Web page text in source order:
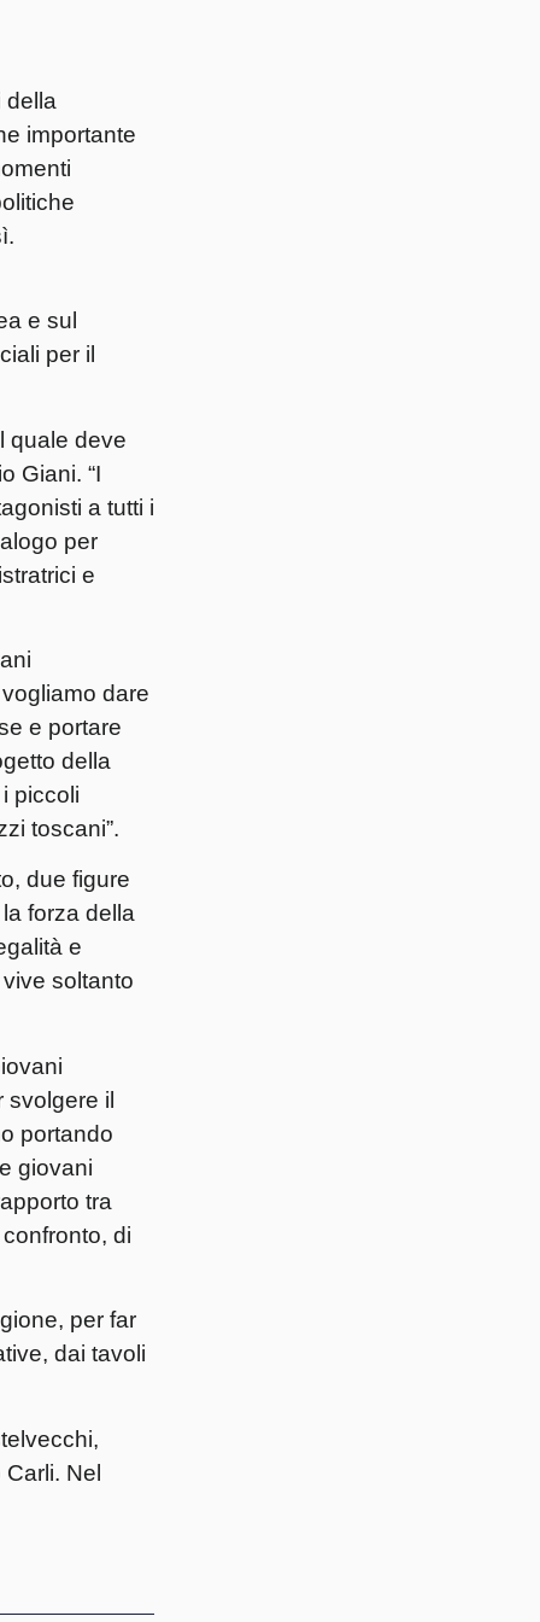
della
importante
e sul
per il
quale deve
Giani. “I
a tutti i
per
e
dare
e portare
della
piccoli
toscani”.
due figure
forza della
e
soltanto
svolgere il
portando
giovani
tra
di
per far
dai tavoli
Carli. Nel